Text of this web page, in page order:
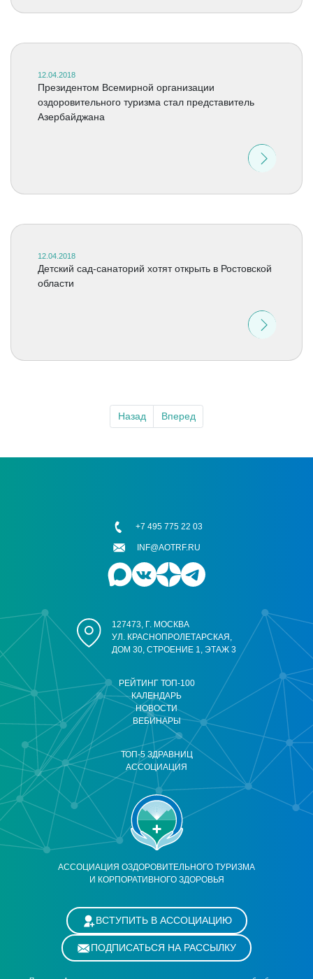
12.04.2018
Президентом Всемирной организации
оздоровительного туризма стал представитель
Азербайджана
12.04.2018
Детский сад-санаторий хотят открыть в Ростовской
области
Назад Вперед
АССОЦИАЦИЯ ОЗДОРОВИТЕЛЬНОГО ТУРИЗМА
И КОРПОРАТИВНОГО ЗДОРОВЬЯ
РЕЙТИНГ ТОП-100
КАЛЕНДАРЬ
НОВОСТИ
ВЕБИНАРЫ
ТОП-5 ЗДРАВНИЦ
АССОЦИАЦИЯ
127473, Г. МОСКВА
УЛ. КРАСНОПРОЛЕТАРСКАЯ,
ДОМ 30, СТРОЕНИЕ 1, ЭТАЖ 3
+7 495 775 22 03
INF@AOTRF.RU
ВСТУПИТЬ В АССОЦИАЦИЮ
ПОДПИСАТЬСЯ НА РАССЫЛКУ